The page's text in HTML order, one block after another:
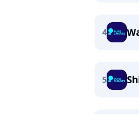
4
5